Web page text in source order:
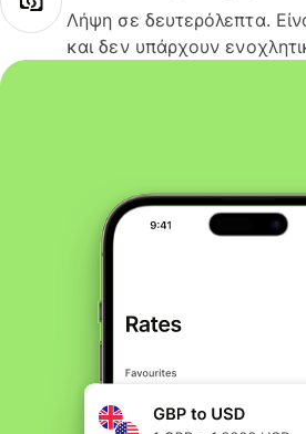
Λήψη σε δευτερόλεπτα.
και δεν υπάρχουν